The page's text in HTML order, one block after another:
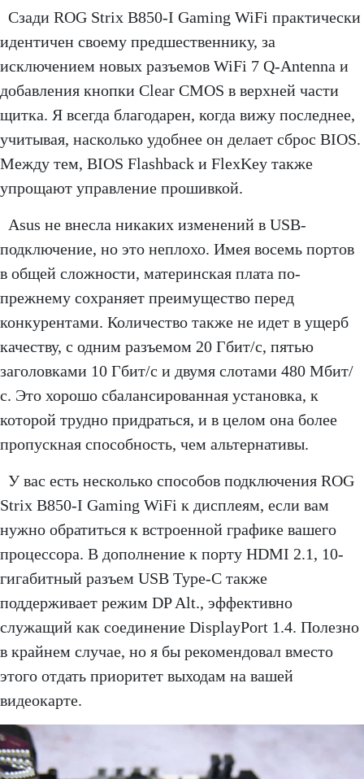
Сзади ROG Strix B850-I Gaming WiFi практически
идентичен своему предшественнику, за
исключением новых разъемов WiFi 7 Q-Antenna и
добавления кнопки Clear CMOS в верхней части
щитка. Я всегда благодарен, когда вижу последнее,
учитывая, насколько удобнее он делает сброс BIOS.
Между тем, BIOS Flashback и FlexKey также
упрощают управление прошивкой.
Asus не внесла никаких изменений в USB-
подключение, но это неплохо. Имея восемь портов
в общей сложности, материнская плата по-
прежнему сохраняет преимущество перед
конкурентами. Количество также не идет в ущерб
качеству, с одним разъемом 20 Гбит/с, пятью
заголовками 10 Гбит/с и двумя слотами 480 Мбит/
с. Это хорошо сбалансированная установка, к
которой трудно придраться, и в целом она более
пропускная способность, чем альтернативы.
У вас есть несколько способов подключения ROG
Strix B850-I Gaming WiFi к дисплеям, если вам
нужно обратиться к встроенной графике вашего
процессора. В дополнение к порту HDMI 2.1, 10-
гигабитный разъем USB Type-C также
поддерживает режим DP Alt., эффективно
служащий как соединение DisplayPort 1.4. Полезно
в крайнем случае, но я бы рекомендовал вместо
этого отдать приоритет выходам на вашей
видеокарте.